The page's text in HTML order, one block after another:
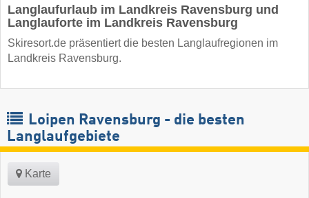
Langlaufurlaub im Landkreis Ravensburg und
Langlauforte im Landkreis Ravensburg
Skiresort.de präsentiert die besten Langlaufregionen im
Landkreis Ravensburg.
Loipen Ravensburg - die besten
Langlaufgebiete
Karte